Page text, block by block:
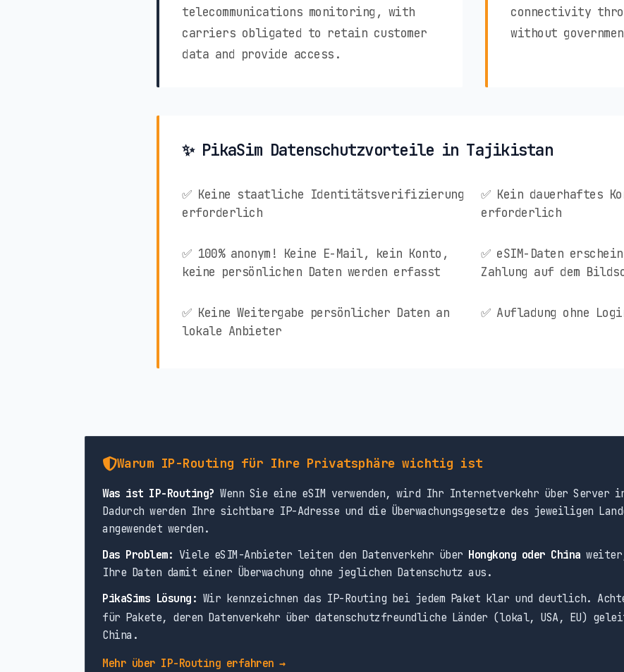
telecommunications monitoring, with
carriers obligated to retain customer
data and provide access.
connectivity
without
✨ PikaSim Datenschutzvorteile in Tajikistan
✅ Keine staatliche Identitätsverifizierung
erforderlich
✅ Kein dauerhaftes
erforderlich
✅ 100% anonym! Keine E-Mail, kein Konto,
keine persönlichen Daten werden erfasst
✅ eSIM-Daten
Zahlung auf dem
✅ Keine Weitergabe persönlicher Daten an
lokale Anbieter
✅ Aufladung ohne
Warum IP-Routing für Ihre Privatsphäre wichtig ist
Was ist IP-Routing? Wenn Sie eine eSIM verwenden, wird Ihr Internetverkehr über Server
Dadurch werden Ihre sichtbare IP-Adresse und die Überwachungsgesetze des jeweiligen
angewendet werden.
Das Problem: Viele eSIM-Anbieter leiten den Datenverkehr über Hongkong oder China
Ihre Daten damit einer Überwachung ohne jeglichen Datenschutz aus.
PikaSims Lösung: Wir kennzeichnen das IP-Routing bei jedem Paket klar und deutlich.
für Pakete, deren Datenverkehr über datenschutzfreundliche Länder (lokal, USA, EU)
China.
Mehr über IP-Routing erfahren →